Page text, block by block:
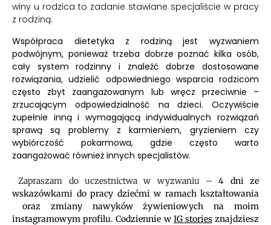
winy u rodzica to zadanie stawiane specjaliście w pracy
z rodziną.
Współpraca dietetyka z rodziną jest wyzwaniem
podwójnym, ponieważ trzeba dobrze poznać kilka osób,
cały system rodzinny i znaleźć dobrze dostosowane
rozwiązania, udzielić odpowiedniego wsparcia rodzicom
często zbyt zaangażowanym lub wręcz przeciwnie –
zrzucającym odpowiedzialność na dzieci. Oczywiście
zupełnie inną i wymagającą indywidualnych rozwiązań
sprawą są problemy z karmieniem, gryzieniem czy
wybiórczość pokarmowa, gdzie często warto
zaangażować również innych specjalistów.
Zapraszam do uczestnictwa w wyzwaniu –4 dni ze
wskazówkami do pracy dziećmi w ramach kształtowania
oraz zmiany nawyków żywieniowych na moim
instagramowym profilu. Codziennie w IG storiesznajdziesz